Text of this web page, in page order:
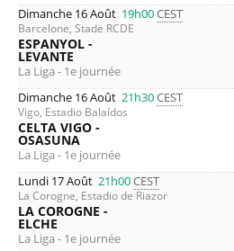
Dimanche 16 Août 19h00CEST
Barcelone, Stade RCDE
ESPANYOL -
LEVANTE
La Liga - 1e journée
Dimanche 16 Août 21h30CEST
Vigo, Estadio Balaídos
CELTA VIGO -
OSASUNA
La Liga - 1e journée
Lundi 17 Août 21h00CEST
La Corogne, Estadio de Riazor
LA COROGNE -
ELCHE
La Liga - 1e journée